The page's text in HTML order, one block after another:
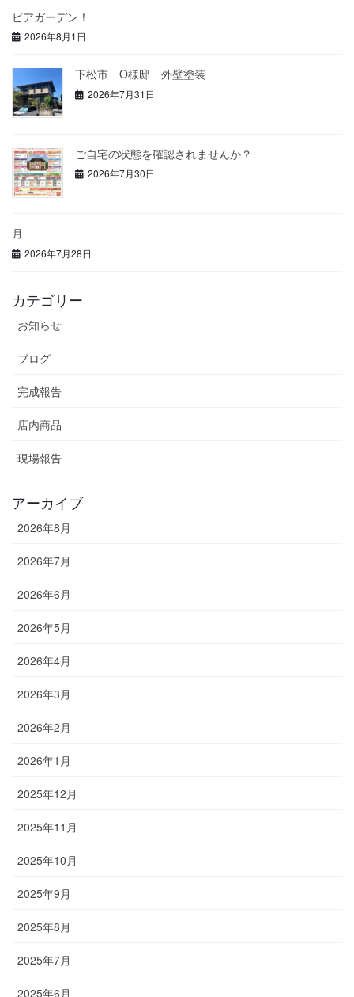
ビアガーデン！
2026年8月1日
下松市 O様邸 外壁塗装
2026年7月31日
ご自宅の状態を確認されませんか？
2026年7月30日
月
2026年7月28日
カテゴリー
お知らせ
ブログ
完成報告
店内商品
現場報告
アーカイブ
2026年8月
2026年7月
2026年6月
2026年5月
2026年4月
2026年3月
2026年2月
2026年1月
2025年12月
2025年11月
2025年10月
2025年9月
2025年8月
2025年7月
2025年6月